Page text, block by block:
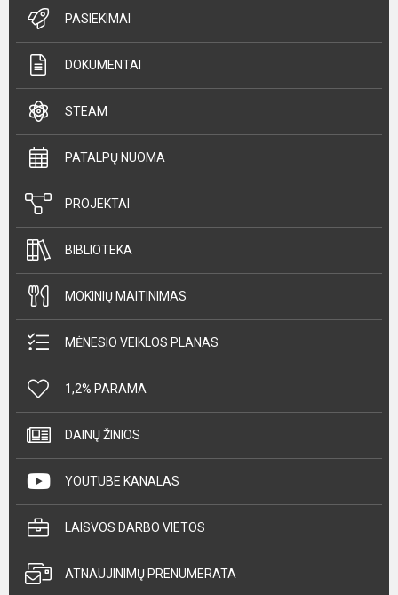
PASIEKIMAI
DOKUMENTAI
STEAM
PATALPŲ NUOMA
PROJEKTAI
BIBLIOTEKA
MOKINIŲ MAITINIMAS
MĖNESIO VEIKLOS PLANAS
1,2% PARAMA
DAINŲ ŽINIOS
YOUTUBE KANALAS
LAISVOS DARBO VIETOS
ATNAUJINIMŲ PRENUMERATA